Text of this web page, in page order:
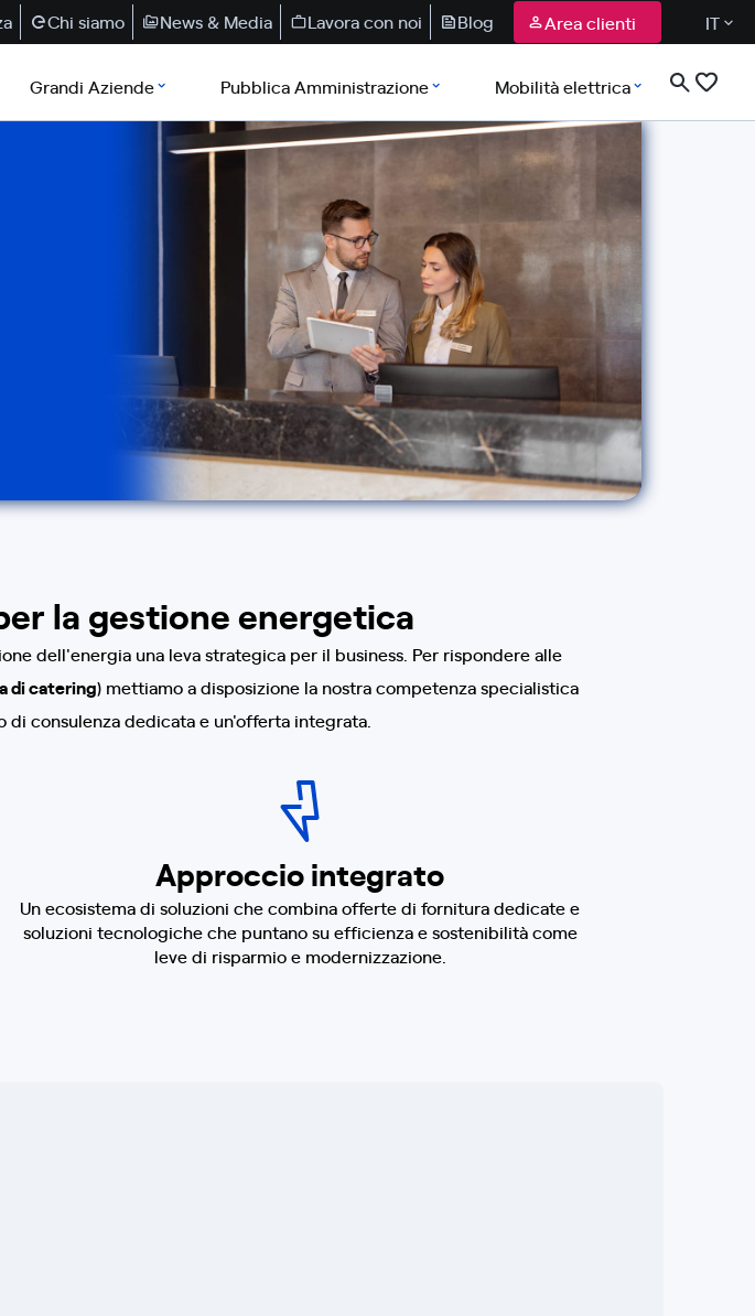
Chi siamo News & Media Lavora con noi Blog Area clienti IT
Grandi Aziende Pubblica Amministrazione Mobilità elettrica
la gestione energetica
dell'energia una leva strategica per il business. Per rispondere alle
di catering) mettiamo a disposizione la nostra competenza specialistica
consulenza dedicata e un'offerta integrata.
Approccio integrato
Un ecosistema di soluzioni che combina offerte di fornitura dedicate e
soluzioni tecnologiche che puntano su efficienza e sostenibilità come
leve di risparmio e modernizzazione.